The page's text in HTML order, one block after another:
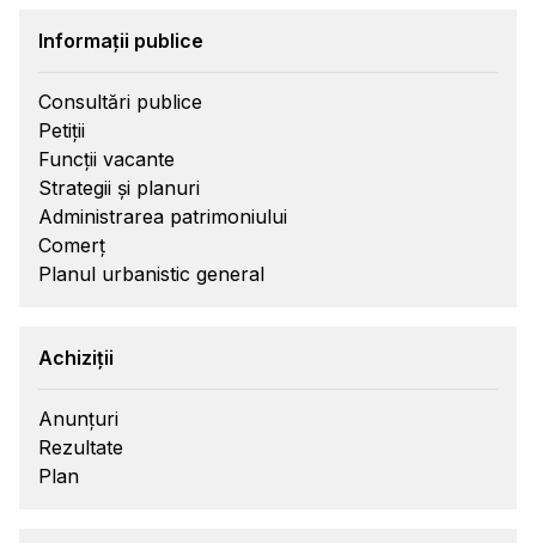
Informații publice
Consultări publice
Petiții
Funcții vacante
Strategii și planuri
Administrarea patrimoniului
Comerț
Planul urbanistic general
Achiziții
Anunțuri
Rezultate
Plan